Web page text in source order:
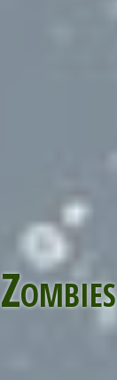
Zombies